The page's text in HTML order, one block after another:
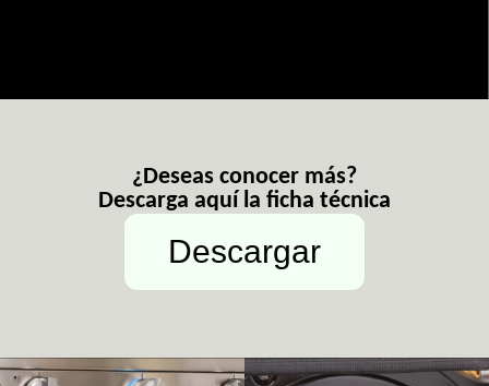
¿Deseas conocer más?
Descarga aquí la ficha técnica
Descargar